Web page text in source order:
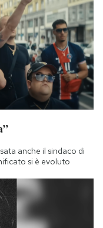
anche il sindaco di
si è evoluto